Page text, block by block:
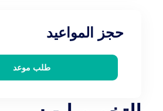
حجز المواعيد
طلب موعد